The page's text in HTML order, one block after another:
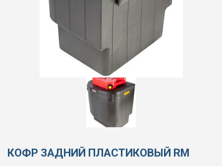
КОФР ЗАДНИЙ ПЛАСТИКОВЫЙ RM